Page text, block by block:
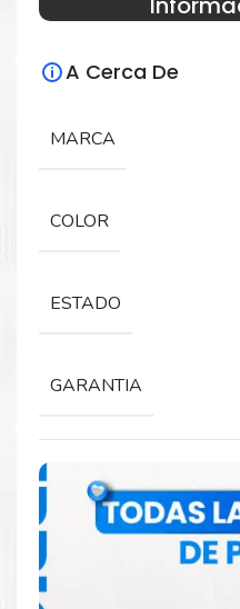
Especificaciones
Para impresoras:
T950.
A Cerca De
MARCA
COLOR
ESTADO
GARANTIA